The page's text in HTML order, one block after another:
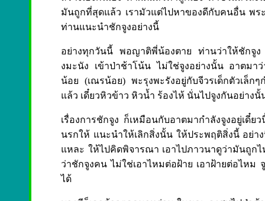
มันถูกที่สุดแล้ว เรามัวแต่ไปหาของดีกับคนอื่น พร
ท่านแนะนำชักจูงอย่างนี้
อย่างทุกวันนี้ พอญาติพี่น้องตาย ท่านว่าให้ชักจูง
งมะนัง เข้าป่าช้าโน้น ไม่ใช่จูงอย่างนั้น อาตมา
น้อย (เณรน้อย) พะรุงพะรังอยู่กับจีวรเด็กตัวเล็ก
แล้ว เดี๋ยวหิวข้าว หิวน้ำ ร้องไห้ นั่นไปจูงกันอย่าง
เรื่องการชักจูง ก็เหมือนกับอาตมากำลังจูงอยู่เ
นรกให้ แนะนำให้เลิกสิ่งนั้น ให้ประพฤติสิ่งนี้ อย่
แหละ ให้ไปคิดพิจารณา เอาไปภาวนาดูว่ามันถูก
ว่าชักจูงคน ไม่ใช่เอาไหมต่อฝ้าย เอาฝ้ายต่อไหม
ได้